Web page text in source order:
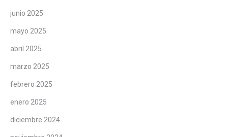
junio 2025
mayo 2025
abril 2025
marzo 2025
febrero 2025
enero 2025
diciembre 2024